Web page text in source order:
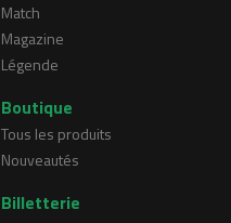
Match
Magazine
Légende
Boutique
Tous les produits
Nouveautés
Billetterie